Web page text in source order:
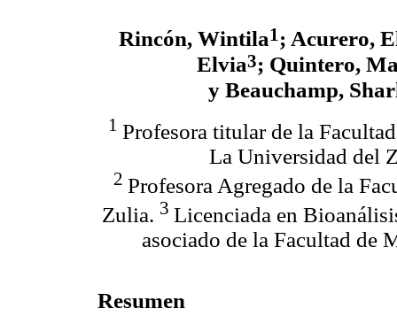
Rincón, Wintila1; Acurero,
Elvia3; Quintero,
y Beauchamp,
1 Profesora titular de la
La Universidad del
2 Profesora Agregado de la
Zulia. 3 Licenciada en
asociado de la Facultad de
Resumen